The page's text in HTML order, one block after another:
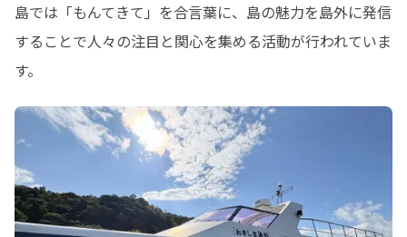
島では「もんてきて」を合言葉に、島の魅力を島外に発信
することで人々の注目と関心を集める活動が行われていま
す。